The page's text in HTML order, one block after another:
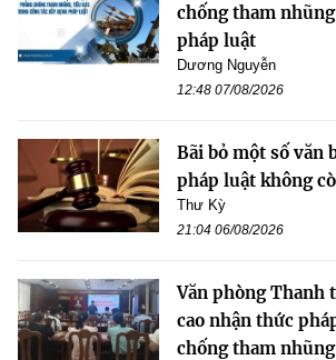
chống tham
pháp luật
Dương Nguyễn
12:48 07/08/2026
Bãi bỏ một số văn
pháp luật không
Thư Kỳ
21:04 06/08/2026
Văn phòng Thanh
cao nhận thức
chống tham nhũng